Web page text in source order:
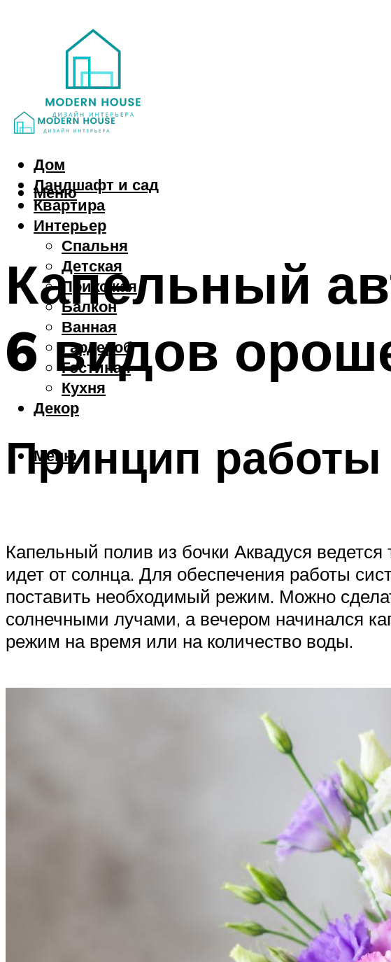
Дом
Ландшафт и сад
Квартира
Интерьер
Спальня
Детская
Прихожая
Балкон
Ванная
Гардероб
Гостиная
Кухня
Декор
Меню
Меню
Капельный
6 видов
Принцип работы
Капельный полив из бочки Аквадуся ведется
идет от солнца. Для обеспечения работы
поставить необходимый режим. Можно
солнечными лучами, а вечером начинался
режим на время или на количество воды.